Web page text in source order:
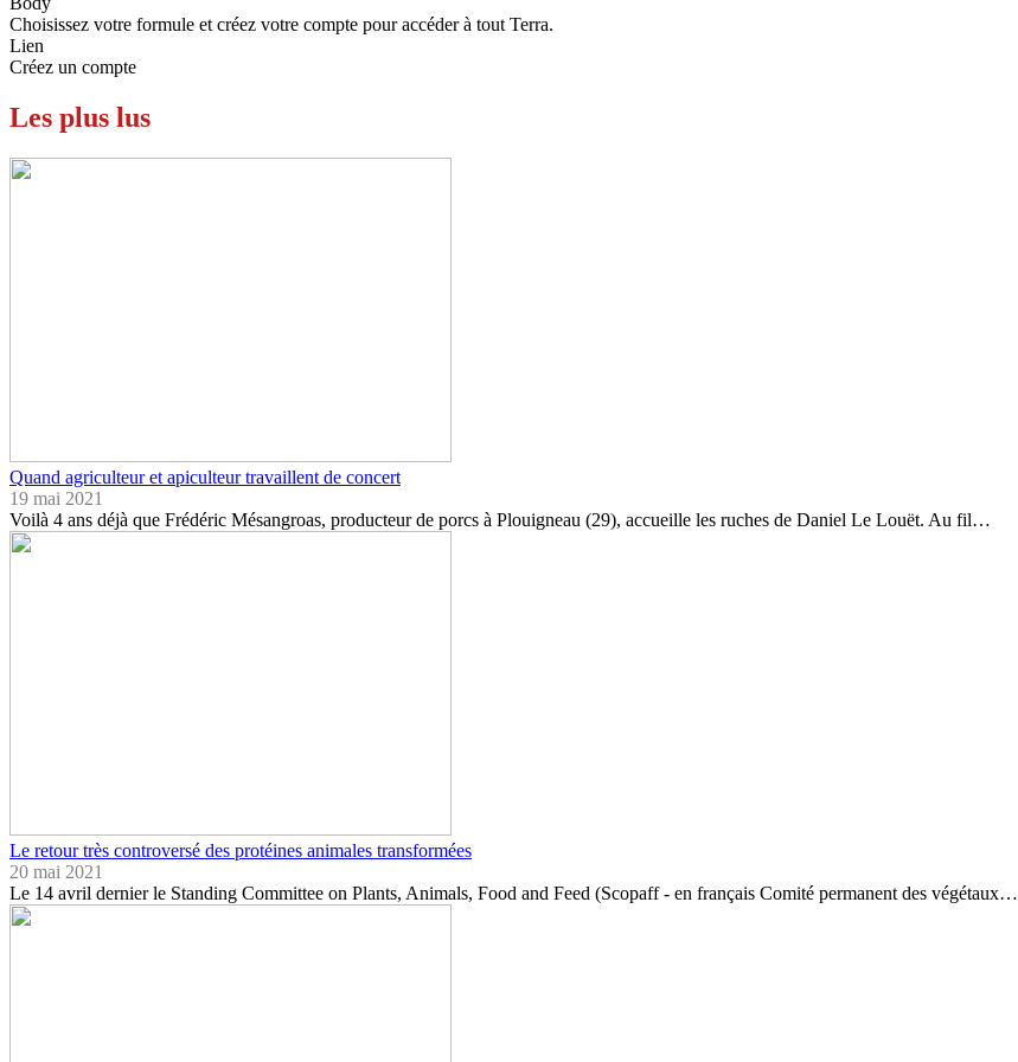
Choisissez votre formule et créez votre compte pour accéder à tout Terra.
Lien
Créez un compte
Les plus lus
Quand agriculteur et apiculteur travaillent de concert
19 mai 2021
Voilà 4 ans déjà que Frédéric Mésangroas, producteur de porcs à Plouigneau (29), accueille les ruches de Daniel Le Louët. Au fil…
Le retour très controversé des protéines animales transformées
20 mai 2021
Le 14 avril dernier le Standing Committee on Plants, Animals, Food and Feed (Scopaff - en français Comité permanent des végétaux…